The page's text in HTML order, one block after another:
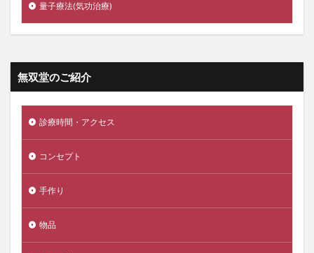
量子療法(気功治療)
無双堂のご紹介
診療時間・アクセス
コンセプト
手作り
物品